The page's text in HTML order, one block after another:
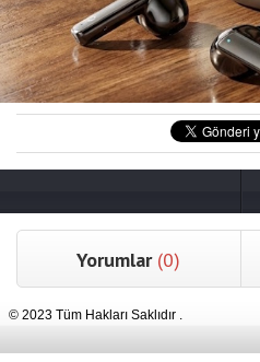
Yorumlar (0)
© 2023 Tüm Hakları Saklıdır .